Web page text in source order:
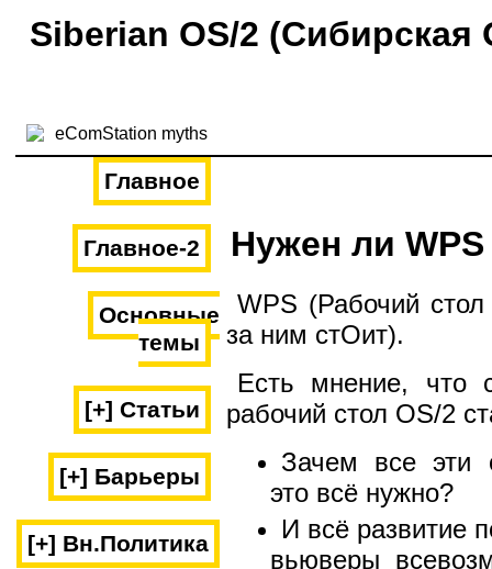
Siberian OS/2 (Сибирская
Главное
Главное-2
Основные
темы
[+] Статьи
[+] Барьеры
[+] Вн.Политика
Нужен ли
WPS (Рабочий
за ним стОит).
Есть мнение, что
рабочий стол OS/2
Зачем все эти
это всё нужно?
И всё развитие
вьюверы